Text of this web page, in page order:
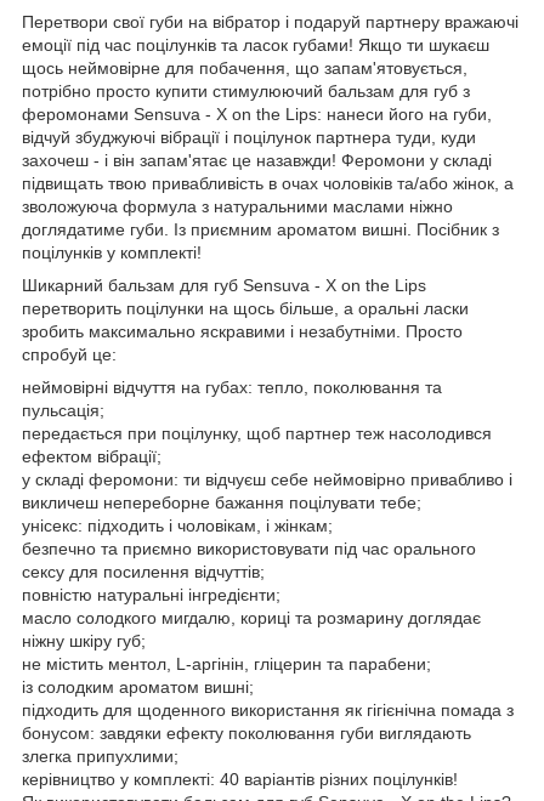
Перетвори свої губи на вібратор і подаруй партнеру вражаючі
емоції під час поцілунків та ласок губами! Якщо ти шукаєш
щось неймовірне для побачення, що запам'ятовується,
потрібно просто купити стимулюючий бальзам для губ з
феромонами Sensuva - X on the Lips: нанеси його на губи,
відчуй збуджуючі вібрації і поцілунок партнера туди, куди
захочеш - і він запам'ятає це назавжди! Феромони у складі
підвищать твою привабливість в очах чоловіків та/або жінок, а
зволожуюча формула з натуральними маслами ніжно
доглядатиме губи. Із приємним ароматом вишні. Посібник з
поцілунків у комплекті!
Шикарний бальзам для губ Sensuva - X on the Lips
перетворить поцілунки на щось більше, а оральні ласки
зробить максимально яскравими і незабутніми. Просто
спробуй це:
неймовірні відчуття на губах: тепло, поколювання та
пульсація;
передається при поцілунку, щоб партнер теж насолодився
ефектом вібрації;
у складі феромони: ти відчуєш себе неймовірно привабливо і
викличеш непереборне бажання поцілувати тебе;
унісекс: підходить і чоловікам, і жінкам;
безпечно та приємно використовувати під час орального
сексу для посилення відчуттів;
повністю натуральні інгредієнти;
масло солодкого мигдалю, кориці та розмарину доглядає
ніжну шкіру губ;
не містить ментол, L-аргінін, гліцерин та парабени;
із солодким ароматом вишні;
підходить для щоденного використання як гігієнічна помада з
бонусом: завдяки ефекту поколювання губи виглядають
злегка припухлими;
керівництво у комплекті: 40 варіантів різних поцілунків!